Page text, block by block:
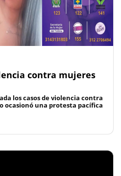
contra mujeres
los casos de violencia contra
ocasionó una protesta pacífica